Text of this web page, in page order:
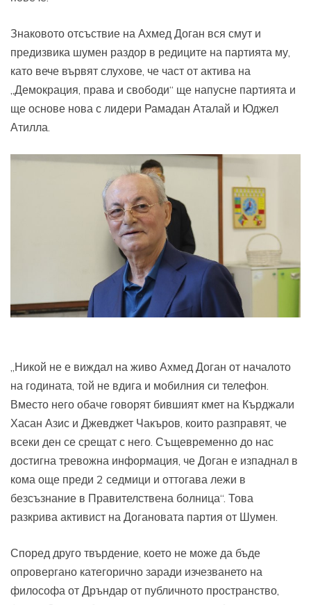
Знаковото отсъствие на Ахмед Доган вся смут и
предизвика шумен раздор в редиците на партията му,
като вече вървят слухове, че част от актива на
„Демокрация, права и свободи“ ще напусне партията и
ще основе нова с лидери Рамадан Аталай и Юджел
Атилла.
„Никой не е виждал на живо Ахмед Доган от началото
на годината, той не вдига и мобилния си телефон.
Вместо него обаче говорят бившият кмет на Кърджали
Хасан Азис и Джевджет Чакъров, които разправят, че
всеки ден се срещат с него. Същевременно до нас
достигна тревожна информация, че Доган е изпаднал в
кома още преди 2 седмици и оттогава лежи в
безсъзнание в Правителствена болница“. Това
разкрива активист на Догановата партия от Шумен.
Според друго твърдение, което не може да бъде
опровергано категорично заради изчезването на
философа от Дръндар от публичното пространство,